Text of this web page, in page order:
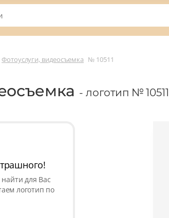
Фотоуслуги, видеосъемка № 10511
- логотип № 10511
для Вас
логотип по